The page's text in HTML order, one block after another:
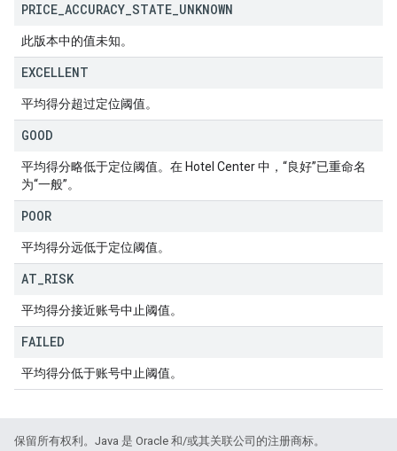
PRICE ACCURACY STATE UNKNOWN
此版本中的值未知。
EXCELLENT
平均得分超过定位阈值。
GOOD
平均得分略低于定位阈值。在 Hotel Center 中，“良好”已重命名
为“一般”。
POOR
平均得分远低于定位阈值。
AT RISK
平均得分接近账号中止阈值。
FAILED
平均得分低于账号中止阈值。
保留所有权利。Java 是 Oracle 和/或其关联公司的注册商标。